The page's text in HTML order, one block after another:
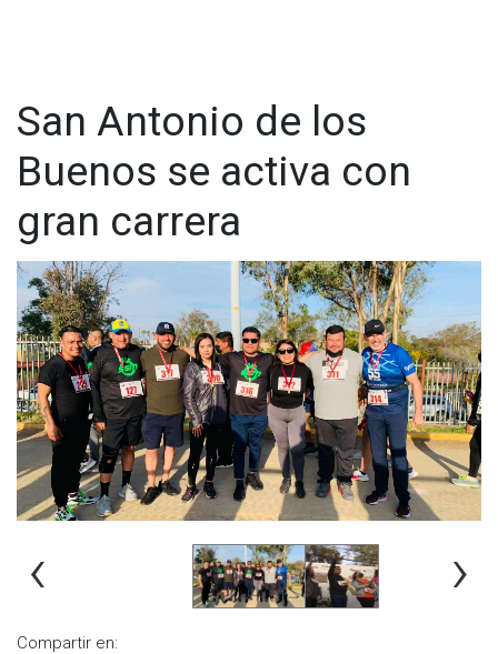
San Antonio de los
Buenos se activa con
gran carrera
‹ ›
Compartir en: